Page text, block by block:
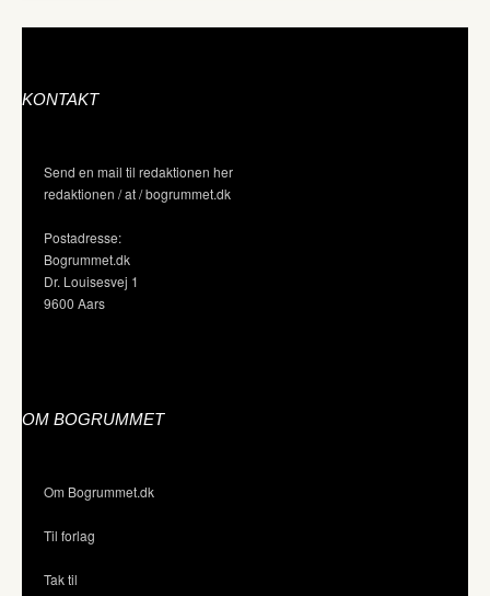
KONTAKT
Send en mail til redaktionen her
redaktionen / at / bogrummet.dk
Postadresse:
Bogrummet.dk
Dr. Louisesvej 1
9600 Aars
OM BOGRUMMET
Om Bogrummet.dk
Til forlag
Tak til